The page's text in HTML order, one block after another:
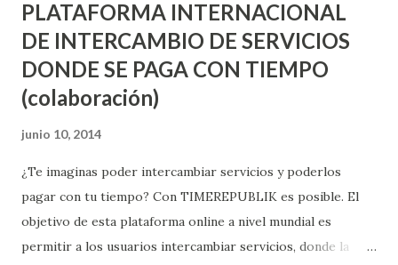
PLATAFORMA INTERNACIONAL
DE INTERCAMBIO DE SERVICIOS
DONDE SE PAGA CON TIEMPO
(colaboración)
junio 10, 2014
¿Te imaginas poder intercambiar servicios y poderlos
pagar con tu tiempo? Con TIMEREPUBLIK es posible. El
objetivo de esta plataforma online a nivel mundial es
permitir a los usuarios intercambiar servicios, donde la